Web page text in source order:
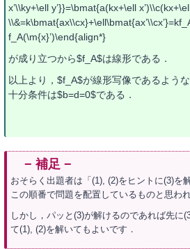
x’\\ky+\ell y’}}=\bmat{a(kx+\ell
f_A(\m{x}’)\end{align*}
が成り立つから$f_A$は線形である．
以上より，$f_A$が線形写像であるよう
十分条件は$b=d=0$である．
おそらく出題者は「(1), (2)をヒントに(3)を
この順番で問題を配置しているものと思わ
しかし，パッと(3)が解けるのであれば先に
て(1), (2)を解いてもよいです．